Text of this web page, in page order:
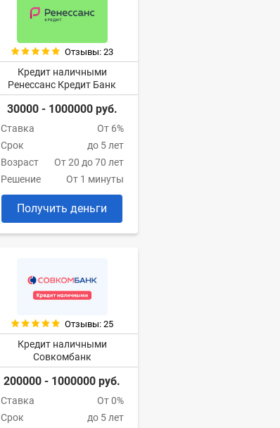
Отзывы: 23
Кредит наличными
Ренессанс Кредит Банк
30000 - 1000000 руб.
Ставка
От 6%
Срок
до 5 лет
Возраст
От 20 до 70 лет
Решение
От 1 минуты
Получить деньги
Отзывы: 25
Кредит наличными
Совкомбанк
200000 - 1000000 руб.
Ставка
От 0%
Срок
до 5 лет